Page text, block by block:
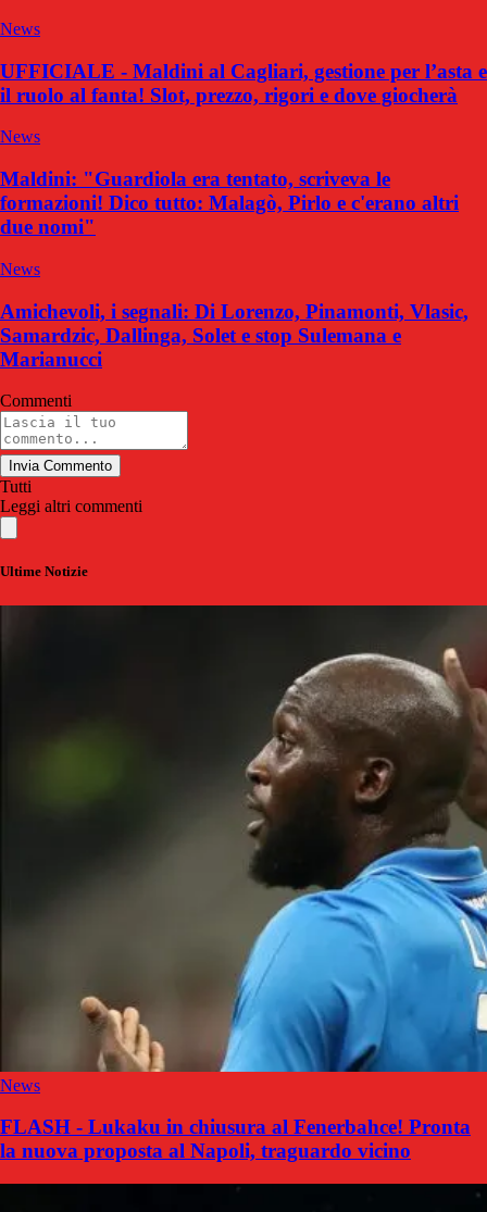
News
UFFICIALE - Maldini al Cagliari, gestione per l’asta e
il ruolo al fanta! Slot, prezzo, rigori e dove giocherà
News
Maldini: "Guardiola era tentato, scriveva le
formazioni! Dico tutto: Malagò, Pirlo e c'erano altri
due nomi"
News
Amichevoli, i segnali: Di Lorenzo, Pinamonti, Vlasic,
Samardzic, Dallinga, Solet e stop Sulemana e
Marianucci
Commenti
Invia Commento
Tutti
Leggi altri commenti
Ultime Notizie
News
FLASH - Lukaku in chiusura al Fenerbahce! Pronta
la nuova proposta al Napoli, traguardo vicino